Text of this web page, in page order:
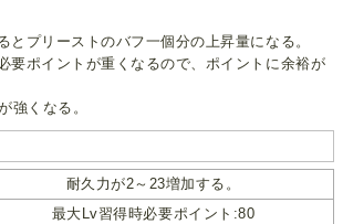
とプリーストのバフ一個分の上昇量になる。
要ポイントが重くなるので、ポイントに余裕が
強くなる。
耐久力が2～23増加する。
最大Lv習得時必要ポイント:80